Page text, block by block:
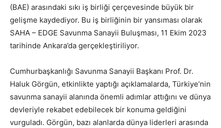
(BAE) arasındaki sıkı iş birliği çerçevesinde büyük bir
gelişme kaydediyor. Bu iş birliğinin bir yansıması olarak
SAHA – EDGE Savunma Sanayii Buluşması, 11 Ekim 2023
tarihinde Ankara’da gerçekleştiriliyor.
Cumhurbaşkanlığı Savunma Sanayii Başkanı Prof. Dr.
Haluk Görgün, etkinlikte yaptığı açıklamalarda, Türkiye’nin
savunma sanayii alanında önemli adımlar attığını ve dünya
devleriyle rekabet edebilecek bir konuma geldiğini
vurguladı. Görgün, bazı alanlarda dünya liderleri arasında